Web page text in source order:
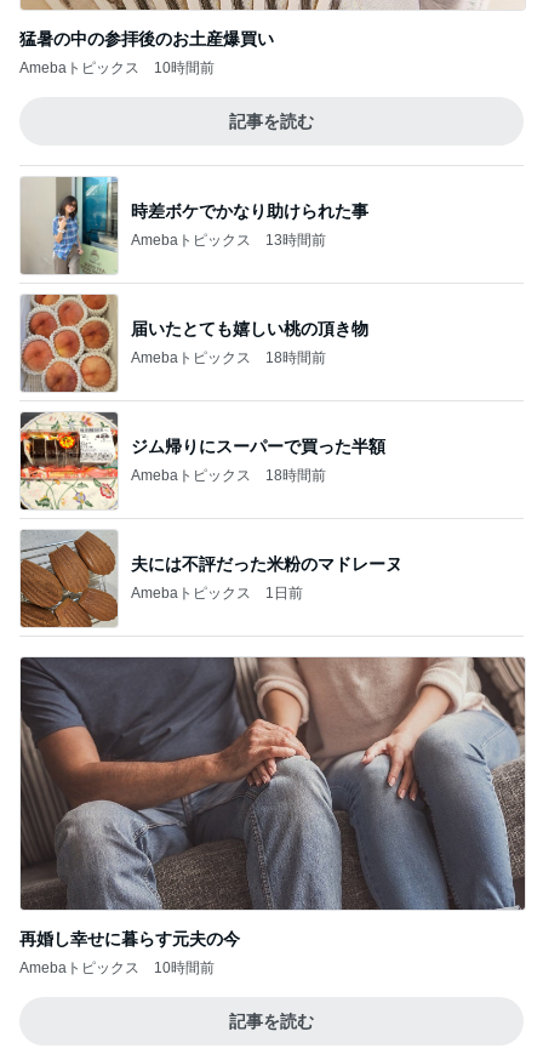
猛暑の中の参拝後のお土産爆買い
Amebaトピックス 10時間前
記事を読む
時差ボケでかなり助けられた事
Amebaトピックス 13時間前
届いたとても嬉しい桃の頂き物
Amebaトピックス 18時間前
ジム帰りにスーパーで買った半額
Amebaトピックス 18時間前
夫には不評だった米粉のマドレーヌ
Amebaトピックス 1日前
再婚し幸せに暮らす元夫の今
Amebaトピックス 10時間前
記事を読む